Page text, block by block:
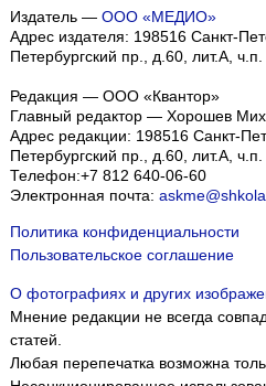
Издатель — ООО «МЕДИО»
Адрес издателя: 198516 Санкт-
Петербургский пр., д.60, лит.А,
Редакция — ООО «Квантор»
Главный редактор — Хорошев
Адрес редакции: 198516 Санкт-
Петербургский пр., д.60, лит.А,
Телефон:+7 812 640-06-60
Электронная почта:
Политика конфиденциальности
Пользовательское соглашение
О фотографиях и других
Мнение редакции не всегда
статей.
Любая перепечатка возможна